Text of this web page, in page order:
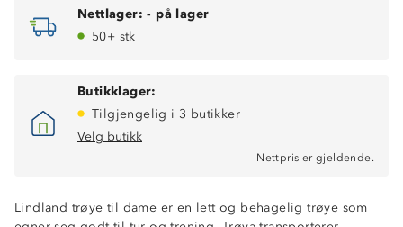
Nettlager: - på lager
50+ stk
Butikklager:
Tilgjengelig i 3 butikker
Velg butikk
Nettpris er gjeldende.
Lindland trøye til dame er en lett og behagelig trøye som